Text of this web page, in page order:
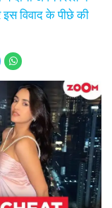
इस विवाद के पीछे की